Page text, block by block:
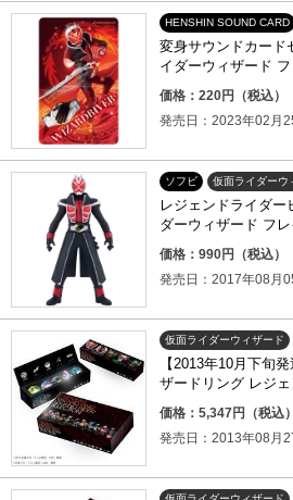
HENSHIN SOUND CARD
変身サウンドカード
イダーウィザード
価格：220円（税込）
発売日：2023年02月
ソフビ 仮面ライダーウ
レジェンドライダー
ダーウィザード フ
価格：990円（税込）
発売日：2017年08月
仮面ライダーウィザード
【2013年10月下旬
ザードリング レジェ
ョン
価格：5,347円（税込）
発売日：2013年08月